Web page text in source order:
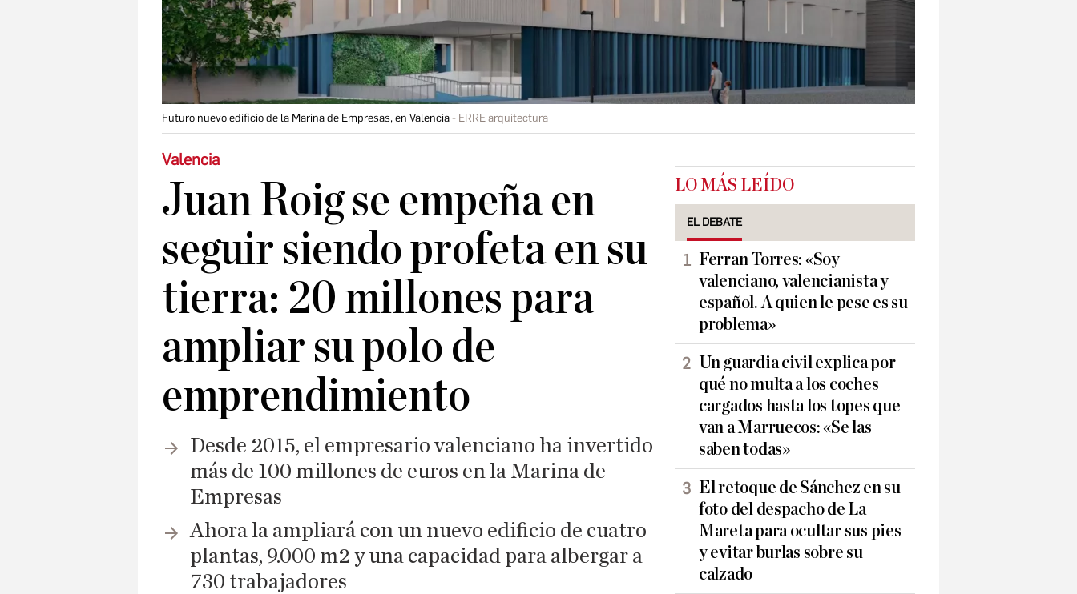
Futuro nuevo edificio de la Marina de Empresas, en Valencia ERRE arquitectura
Valencia
Juan Roig se empeña en
seguir siendo profeta en su
tierra: 20 millones para
ampliar su polo de
emprendimiento
Desde 2015, el empresario valenciano ha invertido
más de 100 millones de euros en la Marina de
Empresas
Ahora la ampliará con un nuevo edificio de cuatro
plantas, 9.000 m2 y una capacidad para albergar a
730 trabajadores
LO MÁS LEÍDO
EL DEBATE
Ferran Torres: «Soy
valenciano, valencianista y
español. A quien le pese es su
problema»
Un guardia civil explica por
qué no multa a los coches
cargados hasta los topes que
van a Marruecos: «Se las
saben todas»
El retoque de Sánchez en su
foto del despacho de La
Mareta para ocultar sus pies
y evitar burlas sobre su
calzado